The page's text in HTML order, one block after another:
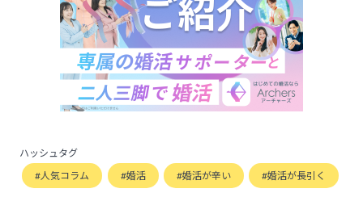
ハッシュタグ
人気コラム 婚活 婚活が辛い 婚活が長引く